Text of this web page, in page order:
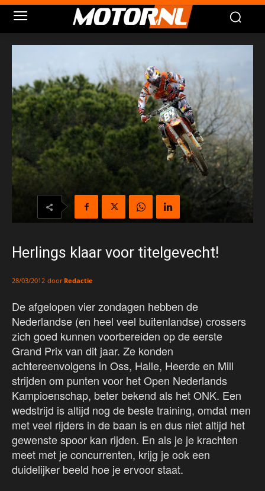
Herlings klaar voor titelgevecht!
28/03/2012 door Redactie
De afgelopen vier zondagen hebben de
Nederlandse (en heel veel buitenlandse) crossers
zich goed kunnen voorbereiden op de eerste
Grand Prix van dit jaar. Ze konden
achtereenvolgens in Oss, Halle, Heerde en Mill
strijden om punten voor het Open Nederlands
Kampioenschap, beter bekend als het ONK. Een
wedstrijd is altijd nog de beste training, omdat men
met veel rijders in de baan is en dus niet altijd het
gewenste spoor kan rijden. En als je je krachten
meet met je concurrenten, krijg je ook een
duidelijker beeld hoe je ervoor staat.